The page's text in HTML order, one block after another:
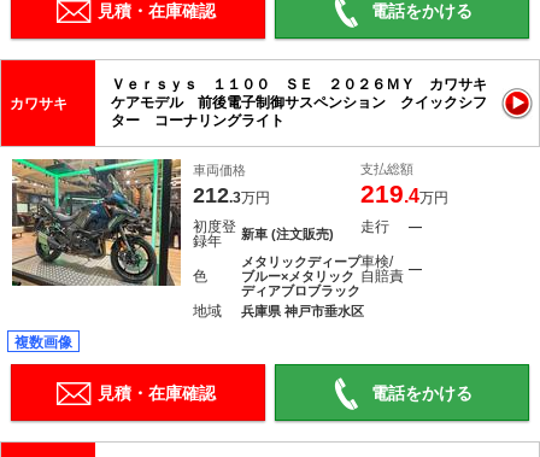
見積・在庫確認 電話をかける
カワサキ
Ｖｅｒｓｙｓ １１００ ＳＥ ２０２６ＭＹ カワサキ
ケアモデル 前後電子制御サスペンション クイックシフ
ター コーナリングライト
車両価格
212.3万円
支払総額
219.4万円
初度登
録年
新車 (注文販売) 走行 ―
色
メタリックディープ
ブルー×メタリック
ディアブロブラック
車検/
自賠責 ―
地域 兵庫県 神戸市垂水区
複数画像
見積・在庫確認 電話をかける